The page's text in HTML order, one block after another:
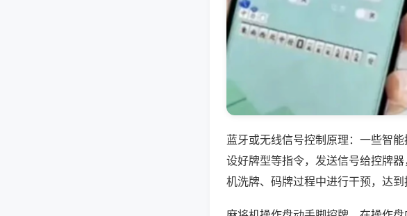
蓝牙或无线信号控制原理：一些智
设好牌型等指令，发送信号给控牌
机洗牌、码牌过程中进行干预，达到